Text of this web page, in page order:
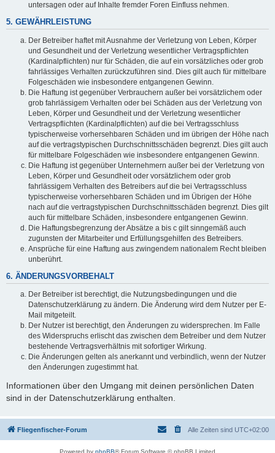
untersagen oder auf Inhalte fremder Foren Einfluss nehmen.
5. GEWÄHRLEISTUNG
Der Betreiber haftet mit Ausnahme der Verletzung von Leben, Körper
und Gesundheit und der Verletzung wesentlicher Vertragspflichten
(Kardinalpflichten) nur für Schäden, die auf ein vorsätzliches oder grob
fahrlässiges Verhalten zurückzuführen sind. Dies gilt auch für mittelbare
Folgeschäden wie insbesondere entgangenen Gewinn.
Die Haftung ist gegenüber Verbrauchern außer bei vorsätzlichem oder
grob fahrlässigem Verhalten oder bei Schäden aus der Verletzung von
Leben, Körper und Gesundheit und der Verletzung wesentlicher
Vertragspflichten (Kardinalpflichten) auf die bei Vertragsschluss
typischerweise vorhersehbaren Schäden und im übrigen der Höhe nach
auf die vertragstypischen Durchschnittsschäden begrenzt. Dies gilt auch
für mittelbare Folgeschäden wie insbesondere entgangenen Gewinn.
Die Haftung ist gegenüber Unternehmern außer bei der Verletzung von
Leben, Körper und Gesundheit oder vorsätzlichem oder grob
fahrlässigem Verhalten des Betreibers auf die bei Vertragsschluss
typischerweise vorhersehbaren Schäden und im Übrigen der Höhe
nach auf die vertragstypischen Durchschnittsschäden begrenzt. Dies gilt
auch für mittelbare Schäden, insbesondere entgangenen Gewinn.
Die Haftungsbegrenzung der Absätze a bis c gilt sinngemäß auch
zugunsten der Mitarbeiter und Erfüllungsgehilfen des Betreibers.
Ansprüche für eine Haftung aus zwingendem nationalem Recht bleiben
unberührt.
6. ÄNDERUNGSVORBEHALT
Der Betreiber ist berechtigt, die Nutzungsbedingungen und die
Datenschutzerklärung zu ändern. Die Änderung wird dem Nutzer per E-
Mail mitgeteilt.
Der Nutzer ist berechtigt, den Änderungen zu widersprechen. Im Falle
des Widerspruchs erlischt das zwischen dem Betreiber und dem Nutzer
bestehende Vertragsverhältnis mit sofortiger Wirkung.
Die Änderungen gelten als anerkannt und verbindlich, wenn der Nutzer
den Änderungen zugestimmt hat.
Informationen über den Umgang mit deinen persönlichen Daten
sind in der Datenschutzerklärung enthalten.
Fliegenfischer-Forum Alle Zeiten sind UTC+02:00